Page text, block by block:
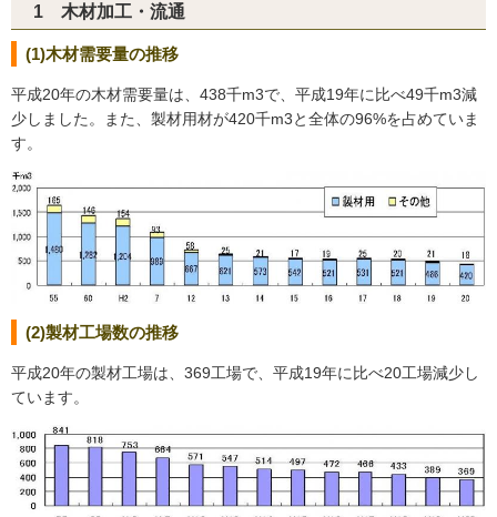
1 木材加工・流通
(1)木材需要量の推移
平成20年の木材需要量は、438千m3で、平成19年に比べ49千m3減
少しました。また、製材用材が420千m3と全体の96%を占めていま
す。
(2)製材工場数の推移
平成20年の製材工場は、369工場で、平成19年に比べ20工場減少し
ています。